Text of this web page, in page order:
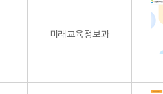
미래교육정보과